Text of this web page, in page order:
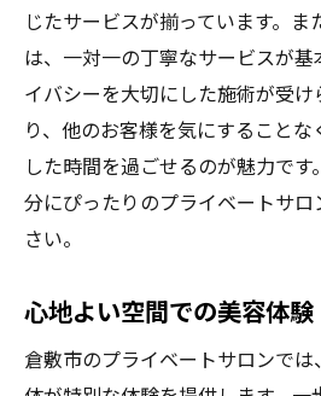
じたサービスが揃っています。ま
は、一対一の丁寧なサービスが基
イバシーを大切にした施術が受け
り、他のお客様を気にすること
した時間を過ごせるのが魅力で
分にぴったりのプライベートサ
さい。
心地よい空間での美容体験
倉敷市のプライベートサロンで